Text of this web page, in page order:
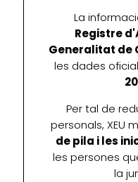
La
Registre
Generalitat de
les dades
Per tal de
personals, XEU
de pila i les
les persones
la